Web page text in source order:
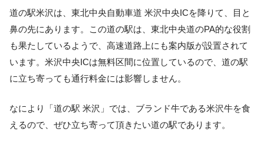
道の駅米沢は、東北中央自動車道 米沢中央ICを降りて、目と
鼻の先にあります。この道の駅は、東北中央道のPA的な役割
も果たしているようで、高速道路上にも案内版が設置されて
います。米沢中央ICは無料区間に位置しているので、道の駅
に立ち寄っても通行料金には影響しません。
なにより「道の駅 米沢」では、ブランド牛である米沢牛を食
えるので、ぜひ立ち寄って頂きたい道の駅であります。